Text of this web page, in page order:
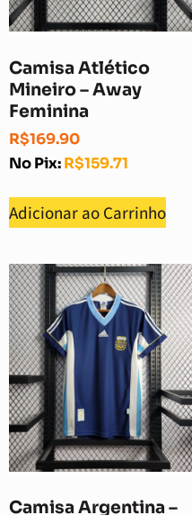
Camisa Atlético
Mineiro – Away
Feminina
R$169.90
No Pix:R$159.71
Adicionar ao Carrinho
Camisa Argentina –